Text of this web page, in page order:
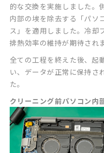
的な交換を実施しました。
内部の埃を除去する「パソ
ス」を適用しました。冷却
排熱効率の維持が期待されま
全ての工程を終えた後、起
い、データが正常に保持さ
た。
クリーニング前パソコン内